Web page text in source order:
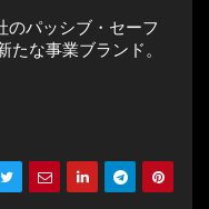
のパッシブ・セーフ
な事業ブランド。